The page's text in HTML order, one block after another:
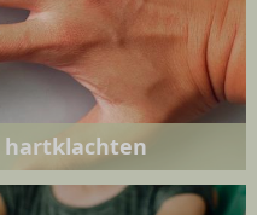
hartklachten